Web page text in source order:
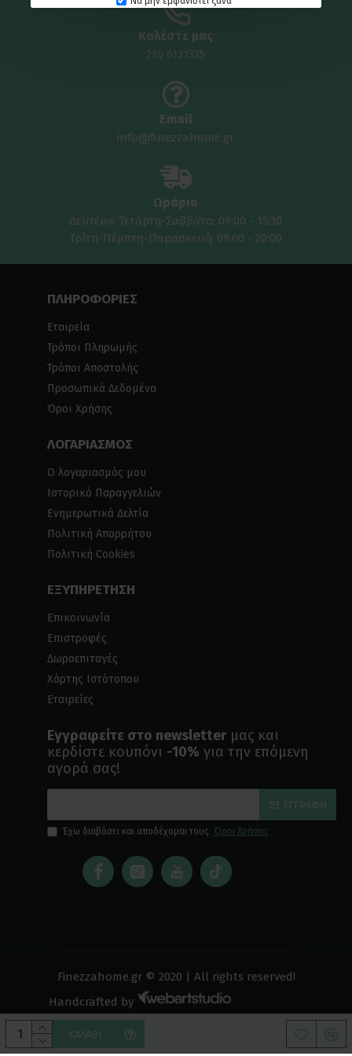
ΚΑΛΆΘΙ
Καλέστε μας
210 6131325
Email
info@finezzahome.gr
Ωράριο
Δευτέρα-Τετάρτη-Σαββάτο: 09:00 - 15:30
Τρίτη-Πέμπτη-Παρασκευή: 09:00 - 20:00
ΠΛΗΡΟΦΟΡΙΕΣ
Εταιρεία
Τρόποι Πληρωμής
Τρόποι Αποστολής
Προσωπικά Δεδομένα
Όροι Χρήσης
ΛΟΓΑΡΙΑΣΜΟΣ
Ο λογαριασμός μου
Ιστορικό Παραγγελιών
Ενημερωτικά Δελτία
Πολιτική Απορρήτου
Πολιτική Cookies
ΕΞΥΠΗΡΕΤΗΣΗ
Επικοινωνία
Επιστροφές
Δωροεπιταγές
Χάρτης Ιστότοπου
Εταιρείες
Εγγραφείτε στο newsletter μας και
κερδίστε κουπόνι -10% για την επόμενη
αγορά σας!
ΕΓΓΡΑΦΉ
Έχω διαβάσει και αποδέχομαι τους Όροι Χρήσης
Finezzahome.gr © 2020 | All rights reserved!
Handcrafted by